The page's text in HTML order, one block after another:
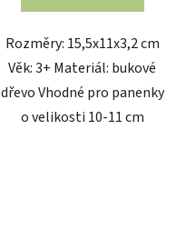
Rozměry: 15,5x11x3,2 cm
Věk: 3+ Materiál: bukové
dřevo Vhodné pro panenky
o velikosti 10-11 cm